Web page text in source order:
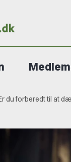
du forberedt til at